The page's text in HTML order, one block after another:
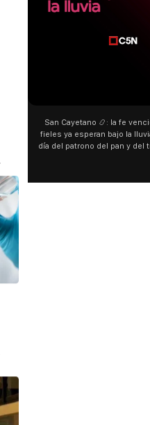
“Preferís la joda y yo
¿Indirecta para Luck Ra? La
"Te vi", su nueva
encontrar similitudes entre
declaraciones que hizo tras